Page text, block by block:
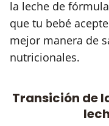
la leche de
que tu bebé
mejor manera de
nutricionales.
Transición de